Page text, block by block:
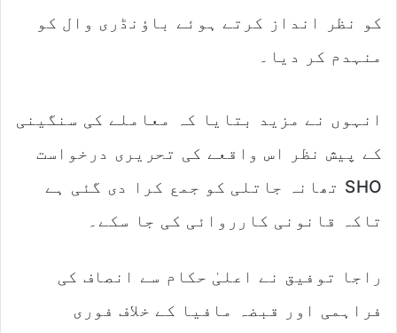
کو نظر انداز کرتے ہوئے باؤنڈری وال کو
منہدم کر دیا۔
انہوں نے مزید بتایا کہ معاملے کی سنگینی
کے پیش نظر اس واقعے کی تحریری درخواست
SHO تھانہ جاتلی کو جمع کرا دی گئی ہے
تاکہ قانونی کارروائی کی جا سکے۔
راجا توفیق نے اعلیٰ حکام سے انصاف کی
فراہمی اور قبضہ مافیا کے خلاف فوری